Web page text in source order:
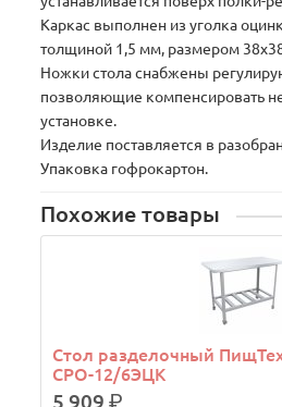
Каркас выполнен из уголка
толщиной 1,5 мм, размером
Ножки стола снабжены
позволяющие компенсировать
установке.
Изделие поставляется в
Упаковка гофрокартон.
Похожие товары
Стол разделочный
СРО-12/6ЭЦК
5 909р.